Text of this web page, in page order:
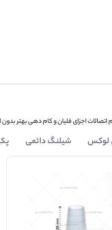
اتصالات اجزای قلیان و کام دهی بهتر
لوکس شیلنگ دائمی